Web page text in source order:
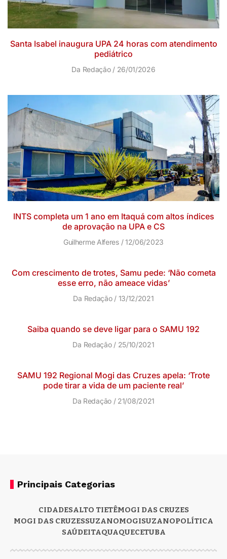
Santa Isabel inaugura UPA 24 horas com atendimento
pediátrico
Da Redação 26/01/2026
INTS completa um 1 ano em Itaquá com altos índices
de aprovação na UPA e CS
Guilherme Alferes 12/06/2023
Com crescimento de trotes, Samu pede: ‘Não cometa
esse erro, não ameace vidas’
Da Redação 13/12/2021
Saiba quando se deve ligar para o SAMU 192
Da Redação 25/10/2021
SAMU 192 Regional Mogi das Cruzes apela: ‘Trote
pode tirar a vida de um paciente real’
Da Redação 21/08/2021
Principais Categorias
CIDADESALTO TIETÊMOGI DAS CRUZES
MOGI DAS CRUZESSUZANOMOGISUZANOPOLÍTICA
SAÚDEITAQUAQUECETUBA